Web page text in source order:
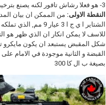
3- هو فعلا رشاش تافور لكنه يصنع بترخيص في اكرانيا و ليس في اسرائيل
النقطة الاولى: من الممكن ان بيان
الشتاير ا ي ج ا 3
بصيغة ب ال كا 300